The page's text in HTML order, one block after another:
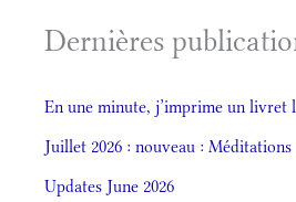
Dernières
En une minute, j’imprime un livret
Juillet 2026 : nouveau : Méditations
Updates June 2026